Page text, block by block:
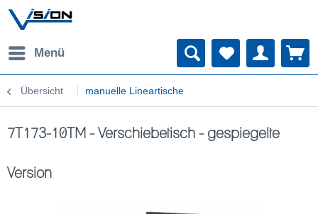
Menü
Übersicht manuelle Lineartische
7T173-10TM - Verschiebetisch - gespiegelte
Version